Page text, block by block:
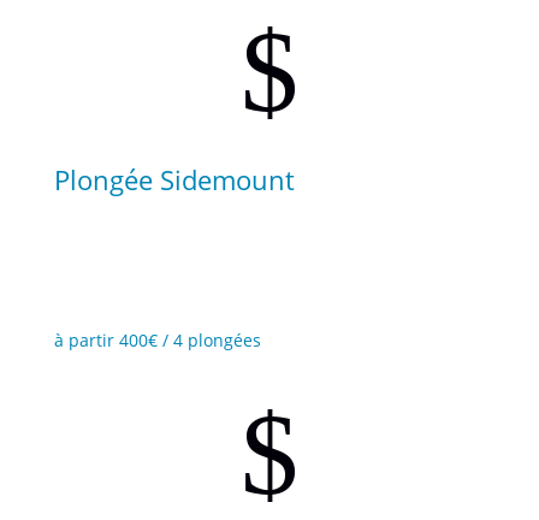
$
Plongée Sidemount
à partir 400€ / 4 plongées
$